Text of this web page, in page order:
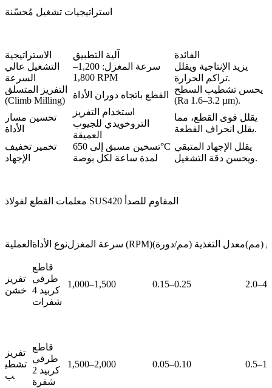
استراتيجيات تشغيل مُحسّنة
الاستراتيجية آلية التطبيق
الفائدة
التشغيل عالي
السرعة
سرعة المغزل: 1,200–
1,800 RPM
يزيد الإنتاجية ويقلل
تراكم الحرارة.
التفريز المتسلق
(Climb Milling)
القطع باتجاه دوران الأداة
يحسن تشطيب السطح
(Ra 1.6–3.2 µm).
تحسين مسار
الأداة
استخدام التفريز
التروخويدي للجيوب
العميقة
يقلل قوى القطع، مما
يقلل انحراف القطعة.
تخمير تخفيف
الإجهاد
تسخين مسبق إلى 650°C
لمدة ساعة لكل بوصة
يقلل الإجهاد المتبقي
ويحسن دقة التشغيل.
معلمات القطع لفولاذ SUS420 المقاوم للصدأ
العملية نوع الأداة سرعة المغزل (RPM)معدل التغذية (مم/دورة)(مم)
تفريز
خشن
قاطع
طرفي
كربيد 4
شفرات
1,000–1,500 0.15–0.25
تفريز
تشطي
ب
قاطع
طرفي
كربيد 2
شفرة
1,500–2,000 0.05–0.10